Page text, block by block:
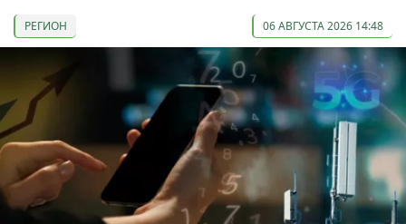
РЕГИОН 06 АВГУСТА 2026 14:48